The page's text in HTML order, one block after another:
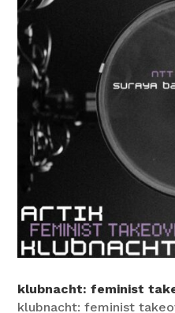
klubnacht: feminist
klubnacht: feminist